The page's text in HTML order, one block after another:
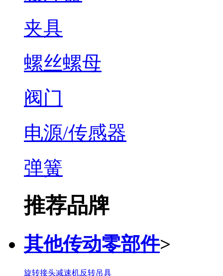
夹具
螺丝螺母
阀门
电源/传感器
弹簧
推荐品牌
其他传动零部件>
旋转接头减速机反转吊具